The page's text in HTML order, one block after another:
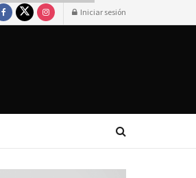
Iniciar sesión